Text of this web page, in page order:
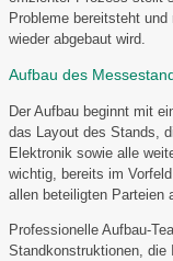
Probleme bereitsteht
wieder abgebaut wird.
Aufbau des
Der Aufbau beginnt mit
das Layout des Stands,
Elektronik sowie alle
wichtig, bereits im
allen beteiligten Parteien
Professionelle Aufbau-
Standkonstruktionen, die